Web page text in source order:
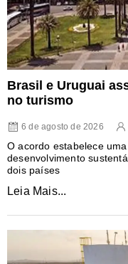
Brasil e Uruguai
no turismo
6 de agosto de 2026
O acordo estabelece
desenvolvimento
dois países
Leia Mais...